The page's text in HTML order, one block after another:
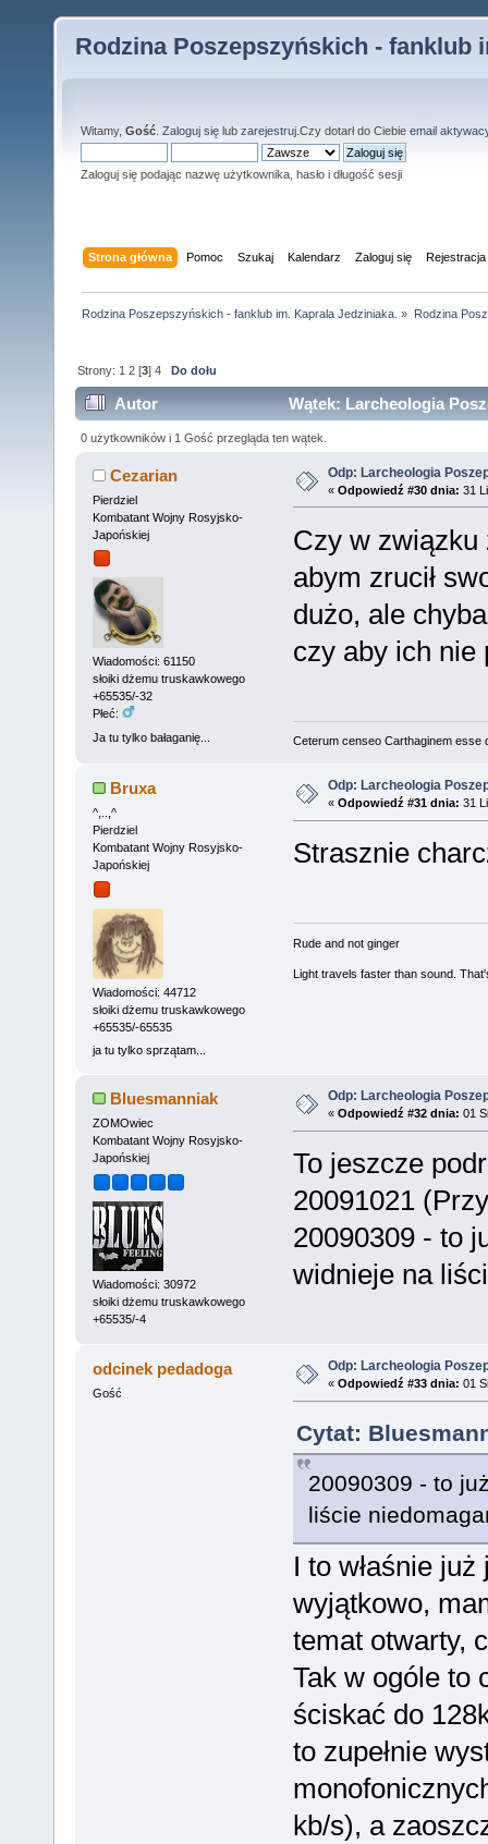
Rodzina Poszepszyńskich - fanklub
Witamy, Gość Zaloguj się lub zarejestruj .Czy dotarł do Ciebie email
Zaloguj się podając nazwę użytkownika, hasło i długość sesji
Strona główna Pomoc Szukaj Kalendarz Zaloguj się Rejestracja
Rodzina Poszepszyńskich - fanklub im. Kaprala Jedziniaka. » Rodzina
Strony: 1 2 [3]4 Do dołu
Autor Wątek: Larcheologia
0 użytkowników i 1 Gość przegląda ten wątek.
Cezarian
Pierdziel
Kombatant Wojny Rosyjsko-
Japońskiej
Wiadomości: 61150
słoiki dżemu truskawkowego
+65535/-32
Płeć:
Ja tu tylko bałaganię...
Odp: Larcheologia
« Odpowiedź #30 dnia: 31
Czy w związku
abym zrucił
dużo, ale
czy aby ich nie
Ceterum censeo Carthaginem esse
Bruxa
^,..,^
Pierdziel
Kombatant Wojny Rosyjsko-
Japońskiej
Wiadomości: 44712
słoiki dżemu truskawkowego
+65535/-65535
ja tu tylko sprzątam...
Odp: Larcheologia
« Odpowiedź #31 dnia: 31
Strasznie
Rude and not ginger
Light travels faster than sound.
Bluesmanniak
ZOMOwiec
Kombatant Wojny Rosyjsko-
Japońskiej
Wiadomości: 30972
słoiki dżemu truskawkowego
+65535/-4
Odp: Larcheologia
« Odpowiedź #32 dnia: 01
To jeszcze
20091021
20090309 - to
widnieje na
odcinek pedadoga
Gość
Odp: Larcheologia
« Odpowiedź #33 dnia: 01
Cytat:
20090309 - to
liście
I to właśnie
wyjątkowo,
temat otwarty,
Tak w ogóle to
ściskać do
to zupełnie
kb/s), a